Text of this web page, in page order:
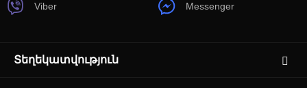
Viber Messenger
Տեղեկատվություն